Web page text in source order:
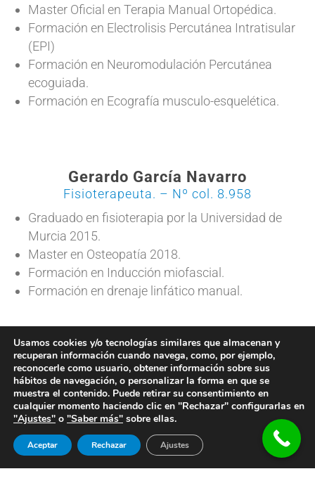
Master Oficial en Terapia Manual Ortopédica.
Formación en Electrolisis Percutánea Intratisular
(EPI)
Formación en Neuromodulación Percutánea
ecoguiada.
Formación en Ecografía musculo-esquelética.
Gerardo García Navarro
Fisioterapeuta. – Nº col. 8.958
Graduado en fisioterapia por la Universidad de
Murcia 2015.
Master en Osteopatía 2018.
Formación en Inducción miofascial.
Formación en drenaje linfático manual.
Ángel Oliva García
Podólogo deportivo
Actualmente responsable podología del equipo
Real Betis Balompié.
Diplomado en podología. Universidad de Sevilla
Usamos cookies y/o tecnologías similares que almacenan y
recuperan información cuando navega, como, por ejemplo,
reconocerle como usuario, obtener información sobre sus
hábitos de navegación, o personalizar la forma en que se
muestra el contenido. Puede retirar su consentimiento en
cualquier momento haciendo clic en "Rechazar" configurarlas en
"Ajustes" o "Saber más" sobre ellas.
Aceptar Rechazar Ajustes